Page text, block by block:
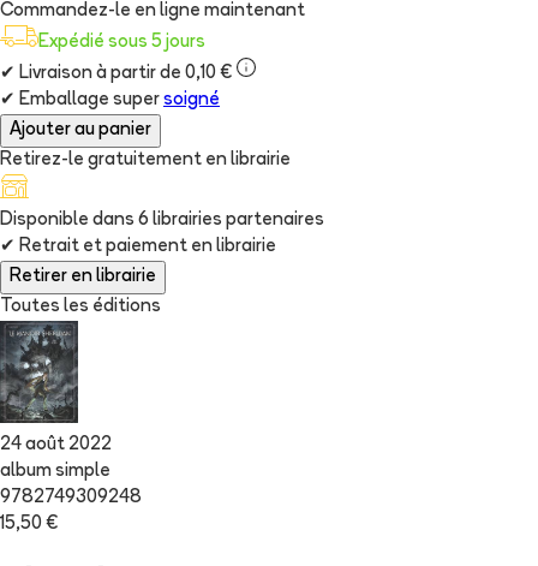
Commandez-le en ligne maintenant
Expédié sous 5 jours
✔ Livraison à partir de 0,10 €
✔ Emballage super soigné
Ajouter au panier
Retirez-le gratuitement en librairie
Disponible dans 6 librairies partenaires
✔ Retrait et paiement en librairie
Retirer en librairie
Toutes les éditions
24 août 2022
album simple
9782749309248
15,50 €